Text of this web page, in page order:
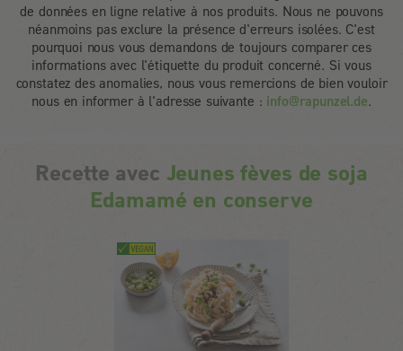
de données en ligne relative à nos produits. Nous ne pouvons
néanmoins pas exclure la présence d'erreurs isolées. C'est
pourquoi nous vous demandons de toujours comparer ces
informations avec l'étiquette du produit concerné. Si vous
constatez des anomalies, nous vous remercions de bien vouloir
nous en informer à l'adresse suivante : info@rapunzel.de.
Recette avec Jeunes fèves de soja
Edamamé en conserve